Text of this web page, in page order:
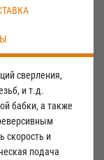
сверления,
и т.д.
бабки, а также
скорость и
подача